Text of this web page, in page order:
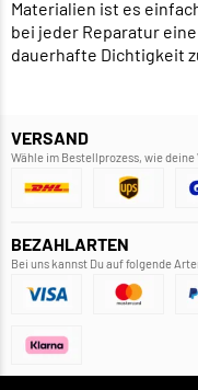
Materialien ist es
bei jeder Reparatur
dauerhafte Dichtigkeit
VERSAND
Wähle im Bestellprozess, wie deine
BEZAHLARTEN
Bei uns kannst Du auf folgende